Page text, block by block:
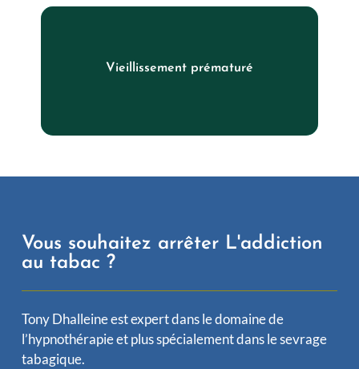
Vieillissement prématuré
Le tabac peut également causer un vieillissement
prématuré de la peau, des dents et des cheveux.
Vous souhaitez arrêter L'addiction
au tabac ?
Tony Dhalleine est expert dans le domaine de
l’hypnothérapie et plus spécialement dans le sevrage
tabagique.